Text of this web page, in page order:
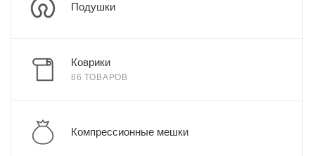
Подушки
Коврики
86 ТОВАРОВ
Компрессионные мешки